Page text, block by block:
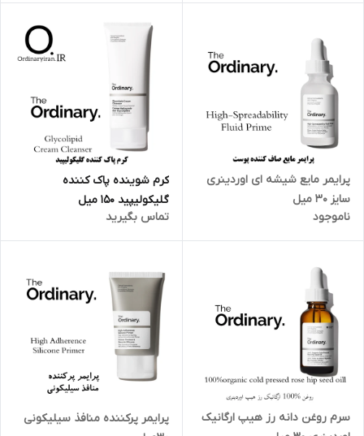
پرایمر مایع شیشه ای اوردینری
سایز 30 میل
ناموجود
کرم شوینده پاک کننده
گلیکولیپید 150 میل
تماس بگیرید
سرم روغن دانه رز هیپ ارگانیک
پرایمر پرکننده منافذ سیلیکونی